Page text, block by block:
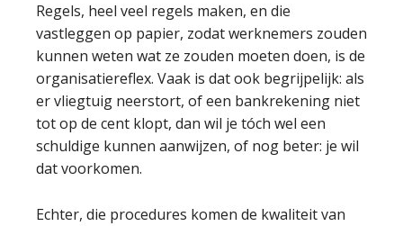
Regels, heel veel regels maken, en die
vastleggen op papier, zodat werknemers zouden
kunnen weten wat ze zouden moeten doen, is de
organisatiereflex. Vaak is dat ook begrijpelijk: als
er vliegtuig neerstort, of een bankrekening niet
tot op de cent klopt, dan wil je tóch wel een
schuldige kunnen aanwijzen, of nog beter: je wil
dat voorkomen.
Echter, die procedures komen de kwaliteit van